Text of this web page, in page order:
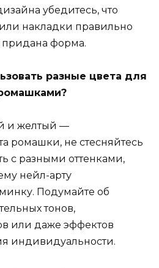
убедитесь, что
накладки правильно
форма.
разные цвета для
и желтый —
ромашки, не стесняйтесь
с разными оттенками,
нейл-арту
Подумайте об
тонов,
или даже эффектов
индивидуальности.